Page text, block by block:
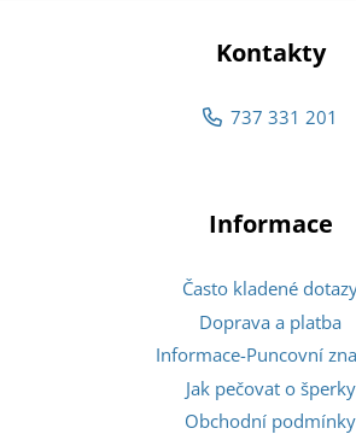
Kontakty
737 331 201
Informace
Často kladené
Doprava a platba
Informace-Puncovní
Jak pečovat o šperky
Obchodní podmínky